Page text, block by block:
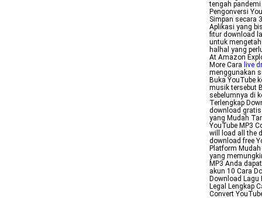
tengah pandemi
Pengonversi
Simpan secara
Aplikasi yang
fitur download
untuk
halhal yang
At Amazon
More Cara live
menggunakan
Buka YouTube
musik tersebut
sebelumnya di
Terlengkap
download gratis
yang Mudah
YouTube MP3
will load all the
download free
Platform
yang
MP3 Anda
akun 10 Cara
Download Lagu
Legal Lengkap
Convert